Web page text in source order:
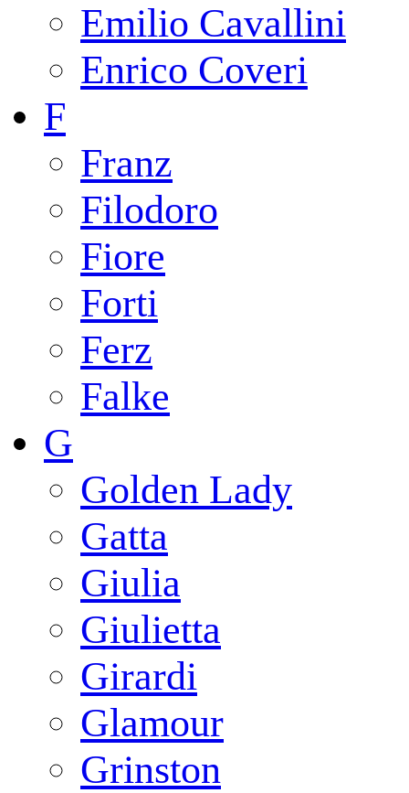
Emilio Cavallini
Enrico Coveri
F
Franz
Filodoro
Fiore
Forti
Ferz
Falke
G
Golden Lady
Gatta
Giulia
Giulietta
Girardi
Glamour
Grinston